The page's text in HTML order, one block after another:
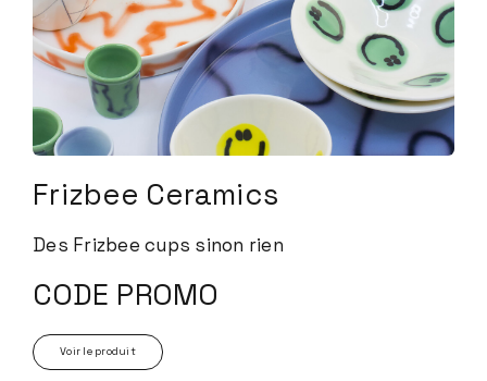
Frizbee Ceramics
Des Frizbee cups sinon rien
CODE PROMO
Voir le produit